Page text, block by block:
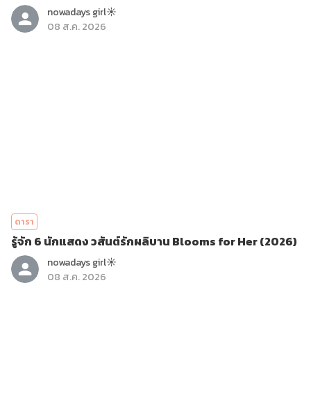
nowadays girl☀︎︎
08 ส.ค. 2026
ดารา
รู้จัก 6 นักแสดง วสันต์รักผลิบาน Blooms for Her (2026)
nowadays girl☀︎︎
08 ส.ค. 2026